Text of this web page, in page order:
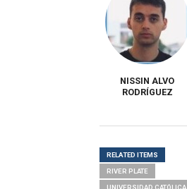
NISSIN ALVO
RODRÍGUEZ
RELATED ITEMS
RIVER PLATE
UNIVERSIDAD CATÓLICA